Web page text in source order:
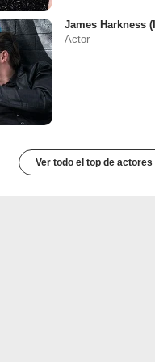
James Harkness
Actor
Ver todo el top de actores